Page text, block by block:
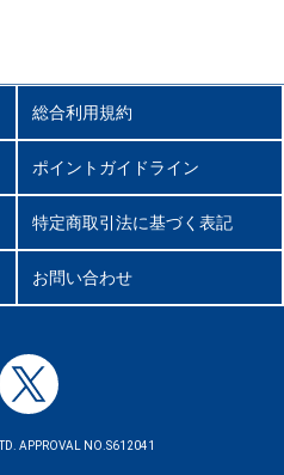
総合利用規約
ポイントガイドライン
特定商取引法に基づく表記
お問い合わせ
APPROVAL NO.S612041